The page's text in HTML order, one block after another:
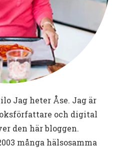
Jag heter Åse. Jag är
och digital
den här bloggen.
många hälsosamma